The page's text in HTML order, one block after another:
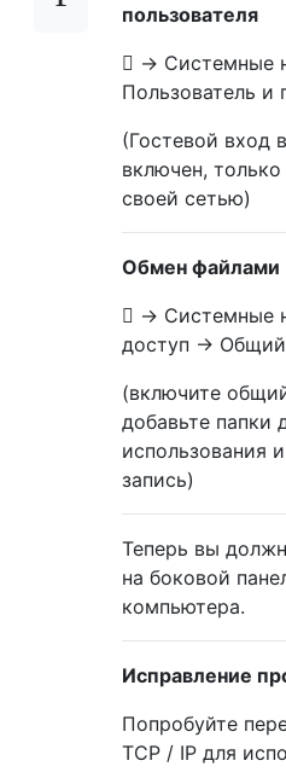
пользователя
 -> Системные
Пользователь и
(Гостевой вход
включен,
своей сетью)
Обмен файлами
 -> Системные
доступ ->
(включите
добавьте папки
использования
запись)
Теперь вы
на боковой
компьютера.
Исправление
Попробуйте
TCP / IP для